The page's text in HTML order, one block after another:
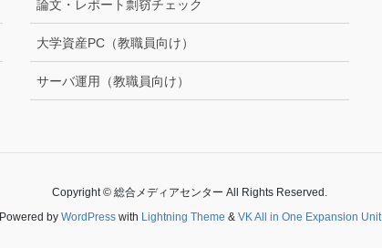
論文・レポート剽窃チェック
大学資産PC（教職員向け）
サーバ運用（教職員向け）
Copyright © 総合メディアセンター All Rights Reserved.
Powered by WordPresswith Lightning Theme & VK All in One Expansion Unit